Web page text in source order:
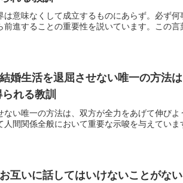
は意味なくして成立するものにあらず。必ず
進することの重要性を説いています。この言
結婚生活を退屈させない唯一の方
れる教訓
ない唯一の方法は、双方が全力をあげて伸び
間関係全般において重要な示唆を与えていま
互いに話してはいけないことが